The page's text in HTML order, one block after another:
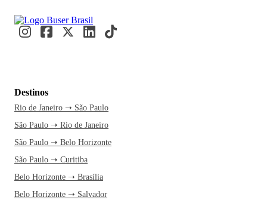
Destinos
Rio de Janeiro ➝ São Paulo
São Paulo ➝ Rio de Janeiro
São Paulo ➝ Belo Horizonte
São Paulo ➝ Curitiba
Belo Horizonte ➝ Brasília
Belo Horizonte ➝ Salvador